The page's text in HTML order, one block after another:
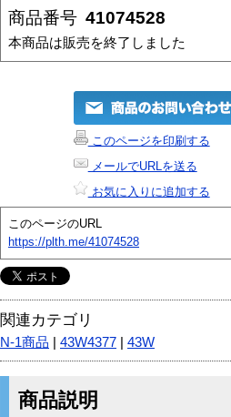
商品番号 41074528
本商品は販売を終了しました
このページを印刷する
メールでURLを送る
お気に入りに追加する
このページのURL
https://plth.me/41074528
関連カテゴリ
N-1商品 43W4377 43W
商品説明